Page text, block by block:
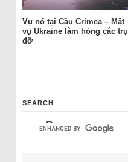
Vụ nổ tại Cầu Crimea – Mật
vụ Ukraine làm hỏng các trụ
đỡ
SEARCH